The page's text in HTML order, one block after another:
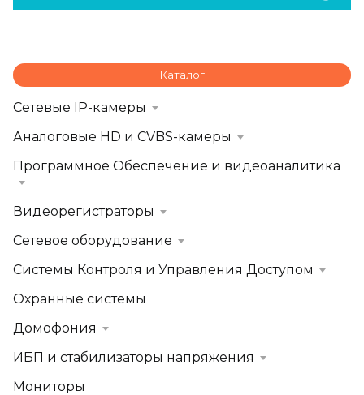
Каталог
Сетевые IP-камеры
Аналоговые HD и CVBS-камеры
Программное Обеспечение и видеоаналитика
Видеорегистраторы
Сетевое оборудование
Системы Контроля и Управления Доступом
Охранные системы
Домофония
ИБП и стабилизаторы напряжения
Мониторы